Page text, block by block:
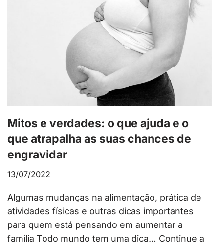
Mitos e verdades: o que ajuda e o
que atrapalha as suas chances de
engravidar
13/07/2022
Algumas mudanças na alimentação, prática de
atividades físicas e outras dicas importantes
para quem está pensando em aumentar a
família Todo mundo tem uma dica… Continue a